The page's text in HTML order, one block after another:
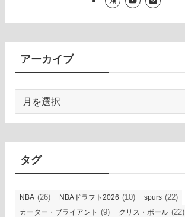
アーカイブ
カ
イ
タグ
NBA (26) NBAドラフト2026 (10) spurs (22)
カーター・ブライアント (9) クリス・ポール (22)